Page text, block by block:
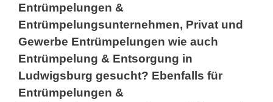
Entrümpelungen &
Entrümpelungsunternehmen, Privat und
Gewerbe Entrümpelungen wie auch
Entrümpelung & Entsorgung in
Ludwigsburg gesucht? Ebenfalls für
Entrümpelungen &